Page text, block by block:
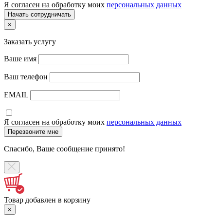
Я согласен на обработку моих персональных данных
×
Заказать услугу
Ваше имя
Ваш телефон
EMAIL
Я согласен на обработку моих персональных данных
Спасибо, Ваше сообщение принято!
Товар добавлен в корзину
×